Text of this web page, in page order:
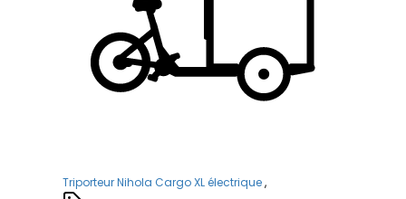
Triporteur Nihola Cargo XL électrique,